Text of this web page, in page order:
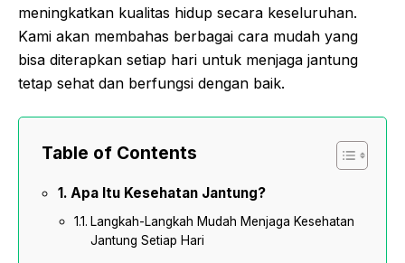
meningkatkan kualitas hidup secara keseluruhan.
Kami akan membahas berbagai cara mudah yang
bisa diterapkan setiap hari untuk menjaga jantung
tetap sehat dan berfungsi dengan baik.
Table of Contents
Apa Itu Kesehatan Jantung?
Langkah-Langkah Mudah Menjaga Kesehatan
Jantung Setiap Hari